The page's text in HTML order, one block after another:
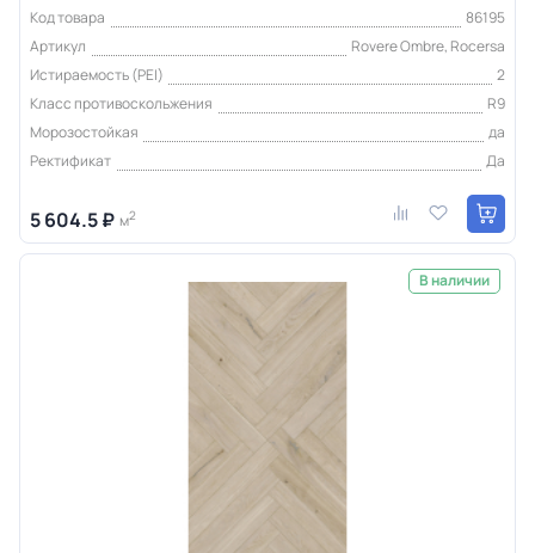
Код товара
86195
Артикул
Rovere Ombre, Rocersa
Истираемость (PEI)
2
Класс противоскольжения
R9
Морозостойкая
да
Ректификат
Да
5 604.5 ₽ м2
В наличии